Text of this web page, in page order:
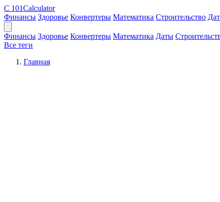
C 101Calculator
Финансы Здоровье Конвертеры Математика Строительство
Финансы Здоровье Конвертеры Математика Даты
Все теги
Главная